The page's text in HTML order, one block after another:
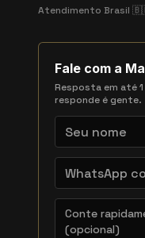
Atendimento Brasil
Fale com a
Resposta em até
responde é gente.